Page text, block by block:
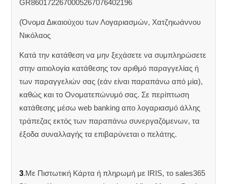
GR8601722670005267076402196
(Όνομα Δικαιούχου των Λογαριασμών, Χατζηιωάννου
Νικόλαος
Κατά την κατάθεση να μην ξεχάσετε να συμπληρώσετε
στην αιτιολογία κατάθεσης τον αριθμό παραγγελίας ή
των παραγγελιών σας (εάν είναι παραπάνω από μία),
καθώς και το Ονοματεπώνυμό σας. Σε περίπτωση
κατάθεσης μέσω web banking απο λογαριασμό άλλης
τράπεζας εκτός των παραπάνω συνεργαζόμενων, τα
έξοδα συναλλαγής τα επιβαρύνεται ο πελάτης.
3.Με Πιστωτική Κάρτα ή πληρωμή με IRIS, το sales365